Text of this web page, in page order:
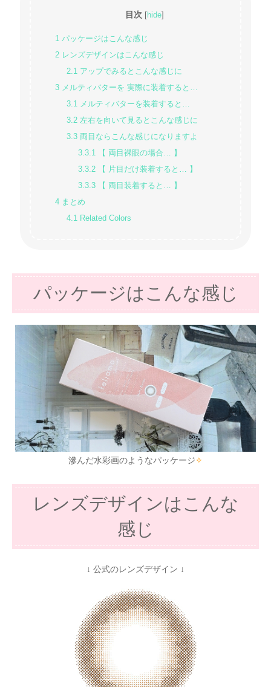
目次 hide
1 パッケージはこんな感じ
2 レンズデザインはこんな感じ
2.1 アップでみるとこんな感じに
3 メルティバターを 実際に装着すると…
3.1
メルティバターを装着すると…
3.2左右を向いて見るとこんな感じに
3.3両目ならこんな感じになりますよ
3.3.1
【 両目裸眼の場合… 】
3.3.2【 片目だけ装着すると… 】
3.3.3【 両目装着すると… 】
4 まとめ
4.1
Related Colors
パッケージはこんな感じ
滲んだ水彩画のようなパッケージ✧
レンズデザインはこんな
感じ
↓ 公式のレンズデザイン ↓